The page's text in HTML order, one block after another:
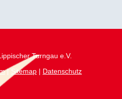
Turngau e.V.
| Sitemap | Datenschutz